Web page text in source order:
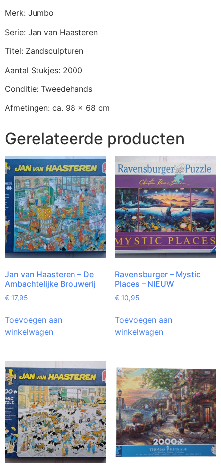
Merk: Jumbo
Serie: Jan van Haasteren
Titel: Zandsculpturen
Aantal Stukjes: 2000
Conditie: Tweedehands
Afmetingen: ca. 98 x 68 cm
Gerelateerde producten
Jan van Haasteren – De
Ambachtelijke Brouwerij
€ 17,95
Toevoegen aan
winkelwagen
Ravensburger – Mystic
Places – NIEUW
€ 10,95
Toevoegen aan
winkelwagen